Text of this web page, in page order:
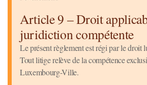
Article 9 – Droit
juridiction compétente
Le présent règlement est régi par le droit
Tout litige relève de la compétence
Luxembourg-Ville.